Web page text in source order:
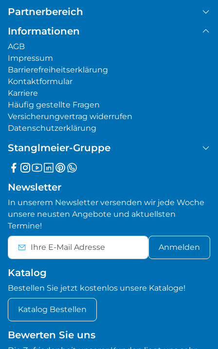
Partnerbereich
Informationen
AGB
Impressum
Barrierefreiheitserklärung
Kontaktformular
Karriere
Häufig gestellte Fragen
Versicherungvertrag widerrufen
Datenschutzerklärung
Stanglmeier-Gruppe
Newsletter
In unserem Newsletter versenden wir jede Woche
unsere neusten Angebote und aktuellsten
Termine!
Anmelden
Katalog
Bestellen Sie jetzt kostenlos unsere Kataloge!
Katalog Bestellen
Bewerten Sie uns